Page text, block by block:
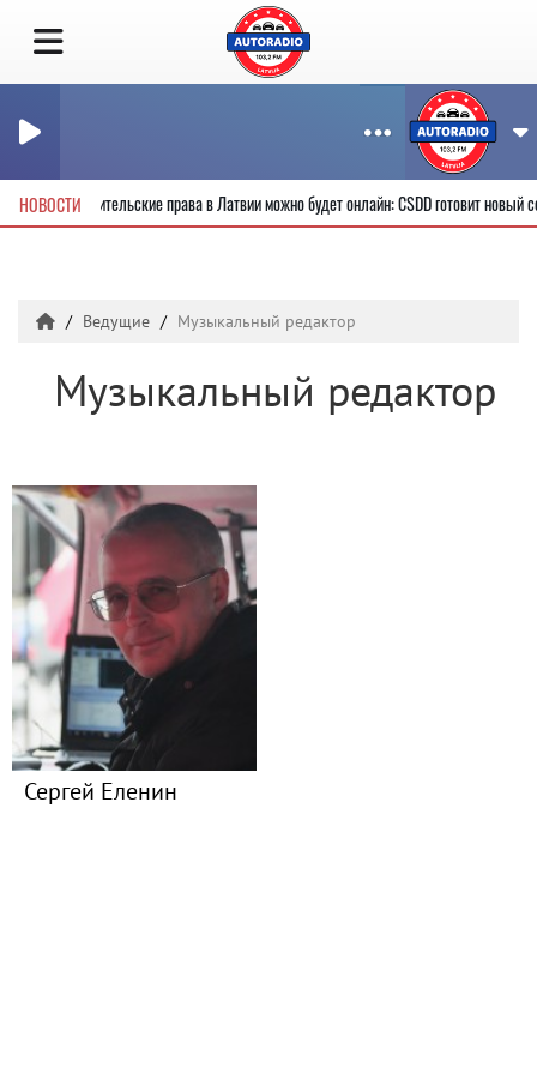
НОВОСТИ
новые водительские права в Латвии можно будет онлайн: CSDD готовит новый
Ведущие Музыкальный редактор
Музыкальный редактор
Сергей Еленин